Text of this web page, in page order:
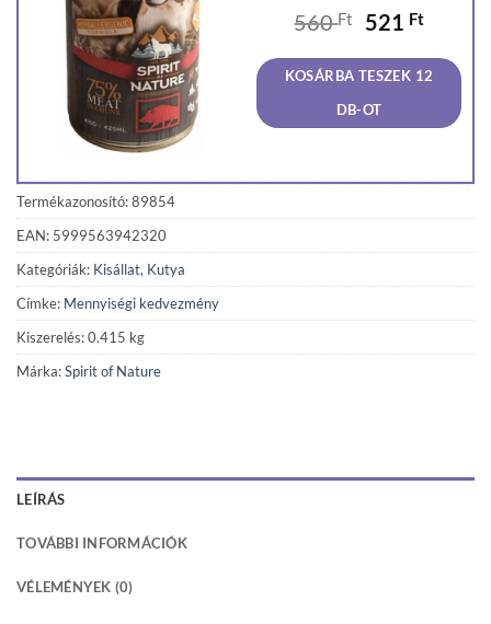
560Ft
Original
was:
560 Ft.
521 Ft
is:
521
KOSÁRBA TESZEK 12
DB-OT
Termékazonosító: 89854
EAN: 5999563942320
Kategóriák: Kisállat, Kutya
Címke: Mennyiségi kedvezmény
Kiszerelés: 0.415 kg
Márka:Spirit of Nature
LEÍRÁS
TOVÁBBI INFORMÁCIÓK
VÉLEMÉNYEK (0)